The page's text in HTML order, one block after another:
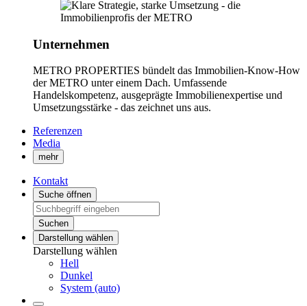
Unternehmen
METRO PROPERTIES bündelt das Immobilien-Know-How
der METRO unter einem Dach. Umfassende
Handelskompetenz, ausgeprägte Immobilienexpertise und
Umsetzungsstärke - das zeichnet uns aus.
Referenzen
Media
mehr
Kontakt
Suche öffnen
Suchen
Darstellung wählen
Darstellung wählen
Hell
Dunkel
System (auto)